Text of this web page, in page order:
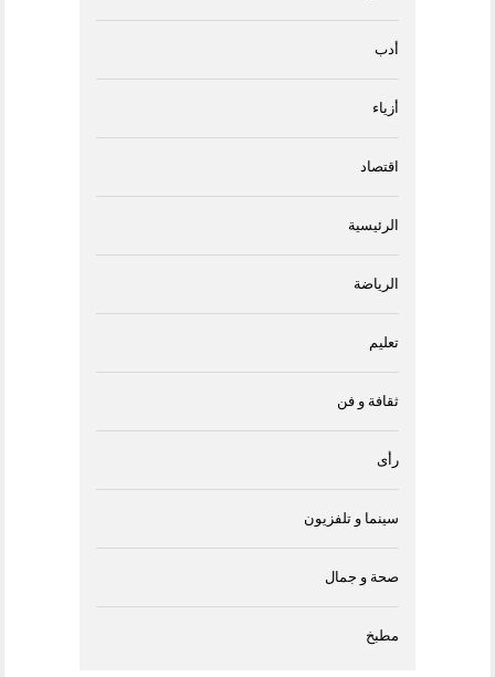
أدب
أزياء
اقتصاد
الرئيسية
الرياضة
تعليم
ثقافة و فن
رأى
سينما و تلفزيون
صحة و جمال
مطبخ